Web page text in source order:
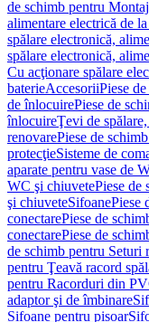
de schimb pentru
alimentare electrică de la
spălare electronică,
spălare electronică,
Cu acţionare spălare
baterieAccesoriiPiese
de înlocuirePiese de
înlocuireŢevi de
renovarePiese de
protecţieSisteme de
aparate pentru vase de
WC şi chiuvetePiese de
şi chiuveteSifoanePiese
conectarePiese de
conectarePiese de
de schimb pentru Seturi
pentru Ţeavă racord
pentru Racorduri din
adaptor şi de îmbinare
Sifoane pentru pisoar